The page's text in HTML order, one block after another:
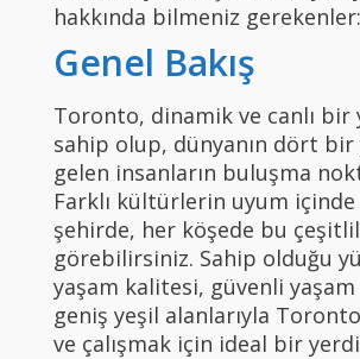
hakkında bilmeniz gerekenler:
Genel Bakış
Toronto, dinamik ve canlı bir
sahip olup, dünyanın dört bir
gelen insanların buluşma
Farklı kültürlerin uyum içinde
şehirde, her köşede bu
görebilirsiniz. Sahip olduğu
yaşam kalitesi, güvenli yaşam
geniş yeşil alanlarıyla
ve çalışmak için ideal bir